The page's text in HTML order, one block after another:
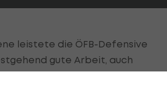
leistete die ÖFB-Defensive
gute Arbeit, auch